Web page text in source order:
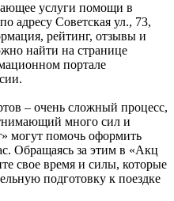
услуги помощи в
адресу Советская ул., 73,
рейтинг, отзывы и
найти на странице
портале
– очень сложный процесс,
много сил и
могут помочь оформить
Обращаясь за этим в «Акц
свое время и силы, которые
подготовку к поездке